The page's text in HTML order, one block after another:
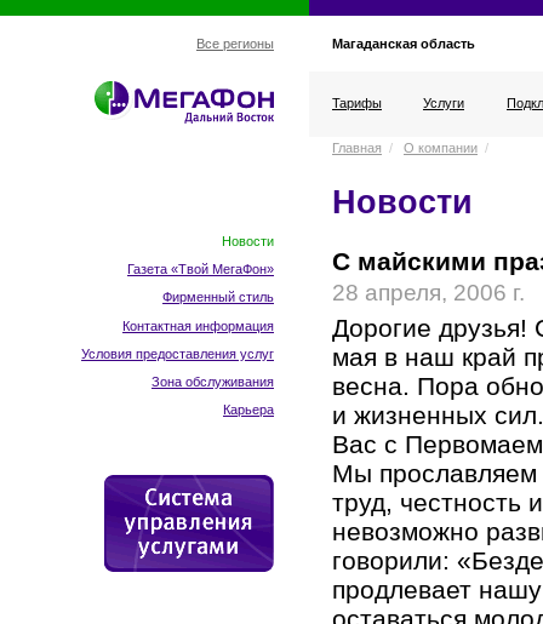
Все регионы Магаданская область
Тарифы Услуги
Новости
Газета «Твой МегаФон»
Фирменный стиль
Контактная информация
Условия предоставления услуг
Зона обслуживания
Карьера
Главная / О компании /
Новости
С майскими
28 апреля, 2006 г.
Дорогие друзья!
мая в наш край
весна. Пора
и жизненных
Вас с
Мы прославляем
труд, честность
невозможно
говорили:
продлевает